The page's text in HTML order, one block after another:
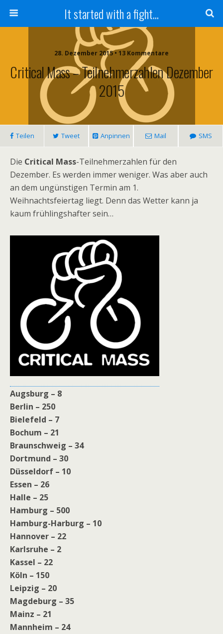
It started with a fight...
28. Dezember 2015 • 13 Kommentare
Critical Mass – Teilnehmerzahlen Dezember
2015
Teilen Tweet Anpinnen Mail SMS
Die Critical Mass-Teilnehmerzahlen für den
Dezember. Es werden immer weniger. Was aber auch
an dem ungünstigen Termin am 1.
Weihnachtsfeiertag liegt. Denn das Wetter kann ja
kaum frühlingshafter sein…
Augsburg – 8
Berlin – 250
Bielefeld – 7
Bochum – 21
Braunschweig – 34
Dortmund – 30
Düsseldorf – 10
Essen – 26
Halle – 25
Hamburg – 500
Hamburg-Harburg – 10
Hannover – 22
Karlsruhe – 2
Kassel – 22
Köln – 150
Leipzig – 20
Magdeburg – 35
Mainz – 21
Mannheim – 24